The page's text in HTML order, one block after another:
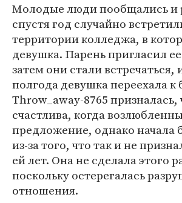
Молодые люди пообщались и
спустя год случайно
территории колледжа, в
девушка. Парень пригласил
затем они стали встречаться,
полгода девушка переехала к
Throw_away-8765 призналась,
счастлива, когда
предложение, однако начала
из-за того, что так и не
ей лет. Она не сделала этого
поскольку остерегалась
отношения.